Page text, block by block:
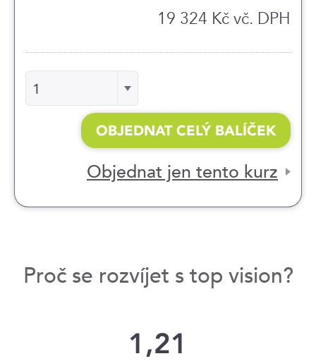
19 324 Kč vč. DPH
1
Počet
OBJEDNAT CELÝ BALÍČEK
Objednat jen tento kurz
Proč se rozvíjet s top vision?
1,21